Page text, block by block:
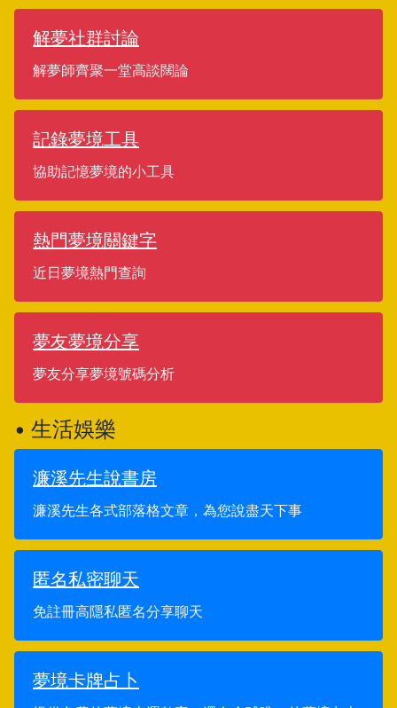
解夢社群討論
解夢師齊聚一堂高談闊論
記錄夢境工具
協助記憶夢境的小工具
熱門夢境關鍵字
近日夢境熱門查詢
夢友夢境分享
夢友分享夢境號碼分析
• 生活娛樂
濂溪先生說書房
濂溪先生各式部落格文章，為您說盡天下事
匿名私密聊天
免註冊高隱私匿名分享聊天
夢境卡牌占卜